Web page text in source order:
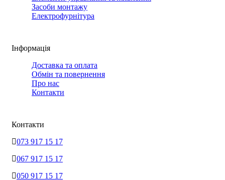
Засоби монтажу
Електрофурнітура
Інформація
Доставка та оплата
Обмін та повернення
Про нас
Контакти
Контакти
073 917 15 17
067 917 15 17
050 917 15 17